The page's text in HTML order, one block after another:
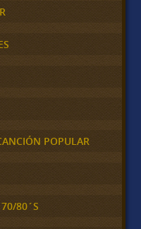
POPULAR
80´S